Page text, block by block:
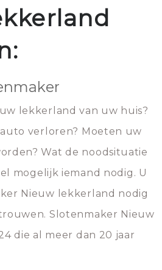
lekkerland van uw huis?
verloren? Moeten uw
Wat de noodsituatie
mogelijk iemand nodig. U
Nieuw lekkerland nodig
Slotenmaker Nieuw
die al meer dan 20 jaar